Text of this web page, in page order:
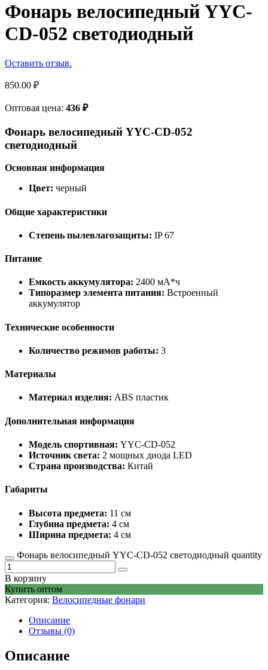
Фонарь велосипедный YYC-
CD-052 светодиодный
Оставить отзыв.
850.00 ₽
Оптовая цена: 436 ₽
Фонарь велосипедный YYC-CD-052
светодиодный
Основная информация
Цвет: черный
Общие характеристики
Степень пылевлагозащиты: IP 67
Питание
Емкость аккумулятора: 2400 мА*ч
Типоразмер элемента питания: Встроенный
аккумулятор
Технические особенности
Количество режимов работы: 3
Материалы
Материал изделия: ABS пластик
Дополнительная информация
Модель спортивная: YYC-CD-052
Источник света: 2 мощных диода LED
Страна производства: Китай
Габариты
Высота предмета: 11 см
Глубина предмета: 4 см
Ширина предмета: 4 см
Фонарь велосипедный YYC-CD-052 светодиодный quantity
В корзину
Купить оптом
Категория: Велосипедные фонари
Описание
Отзывы (0)
Описание